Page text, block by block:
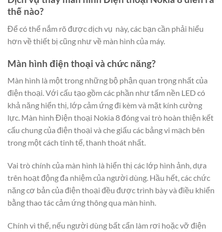
thế nào?
Để có thể nắm rõ được dịch vụ này, các bạn cần phải hiểu
hơn về thiết bị cũng như về màn hình của máy.
Màn hình điện thoại và chức năng?
Màn hình là một trong những bộ phận quan trọng nhất của
điện thoại. Với cấu tạo gồm các phần như tấm nền LED có
khả năng hiển thị, lớp cảm ứng đi kèm và mặt kính cường
lực. Màn hình Điện thoại Nokia 8 đóng vai trò hoàn thiện kết
cấu chung của điện thoại và che giấu các bảng vi mạch bên
trong một cách tinh tế, thanh thoát nhất.
Vai trò chính của màn hình là hiển thị các lớp hình ảnh, dựa
trên hoạt động đa nhiệm của người dùng. Hầu hết, các chức
năng cơ bản của điện thoại đều được trình bày và điều khiển
bằng thao tác cảm ứng thông qua màn hình.
Chính vì thế, nếu người dùng bất cẩn làm rơi hoặc vỡ điện